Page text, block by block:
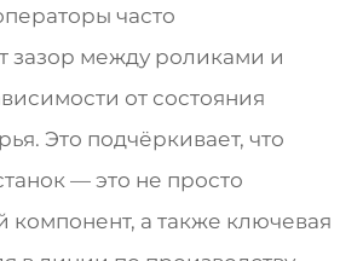
часто
зазор между роликами и
от состояния
Это подчёркивает, что
— это не просто
компонент, а также ключевая